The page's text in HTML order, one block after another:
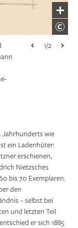
1/2
Jahrhunderts wie
ein Ladenhüter:
erschienen,
Nietzsches
bis 70 Exem­plaren.
den
– selbst bei
und letzten Teil
er sich 1885